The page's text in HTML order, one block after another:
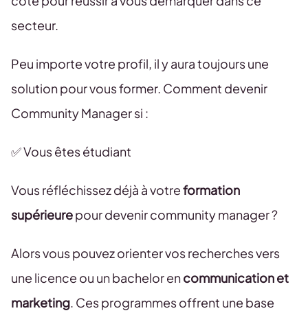
secteur.
Peu importe votre profil, il y aura toujours une
solution pour vous former. Comment devenir
Community Manager si :
✅ Vous êtes étudiant
Vous réfléchissez déjà à votreformation
supérieurepour devenir community manager ?
Alors vous pouvez orienter vos recherches vers
une licence ou un bachelor encommunication et
marketing. Ces programmes offrent une base